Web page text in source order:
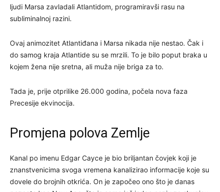
ljudi Marsa zavladali Atlantidom, programiravši rasu na
subliminalnoj razini.
Ovaj animozitet Atlantiđana i Marsa nikada nije nestao. Čak i
do samog kraja Atlantide su se mrzili. To je bilo poput braka u
kojem žena nije sretna, ali muža nije briga za to.
Tada je, prije otprilike 26.000 godina, počela nova faza
Precesije ekvinocija.
Promjena polova Zemlje
Kanal po imenu Edgar Cayce je bio briljantan čovjek koji je
znanstvenicima svoga vremena kanalizirao informacije koje su
dovele do brojnih otkrića. On je započeo ono što je danas